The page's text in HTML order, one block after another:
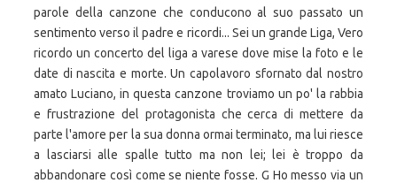
parole della canzone che conducono al suo passato un
sentimento verso il padre e ricordi... Sei un grande Liga, Vero
ricordo un concerto del liga a varese dove mise la foto e le
date di nascita e morte. Un capolavoro sfornato dal nostro
amato Luciano, in questa canzone troviamo un po' la rabbia
e frustrazione del protagonista che cerca di mettere da
parte l'amore per la sua donna ormai terminato, ma lui riesce
a lasciarsi alle spalle tutto ma non lei; lei è troppo da
abbandonare così come se niente fosse. G Ho messo via un